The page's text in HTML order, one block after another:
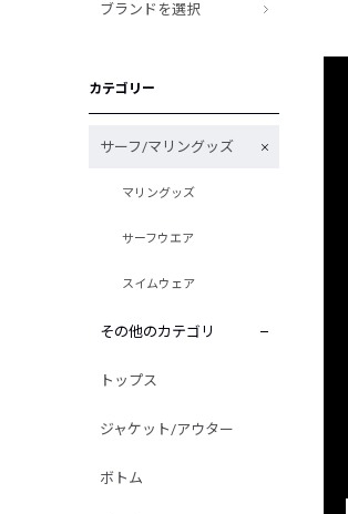
ブランドを選択
カテゴリー
サーフ/マリングッズ
マリングッズ
サーフウエア
スイムウェア
その他のカテゴリ
トップス
ジャケット/アウター
ボトム